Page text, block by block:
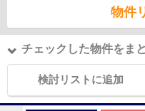
物件
チェックした物件をま
検討リストに追加